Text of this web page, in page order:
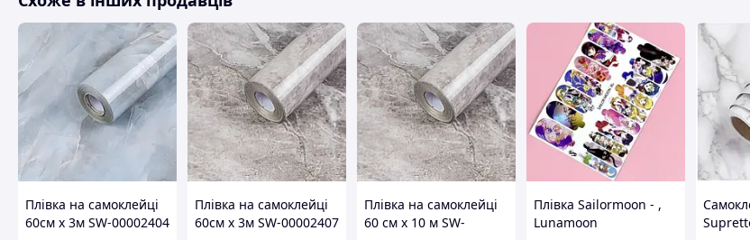
Плівка на самоклейці
60см х 3м SW-00002404
Плівка на самоклейці
60см х 3м SW-00002407
Плівка на самоклейці
60 см х 10 м SW-
Плівка Sailormoon - ,
Lunamoon